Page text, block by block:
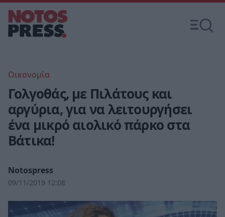
Οικονομία
Γολγοθάς, με Πιλάτους και
αργύρια, για να λειτουργήσει
ένα μικρό αιολικό πάρκο στα
Βάτικα!
Notospress
09/11/2019 12:08